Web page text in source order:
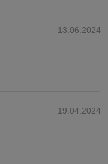
13.06.2024
19.04.2024